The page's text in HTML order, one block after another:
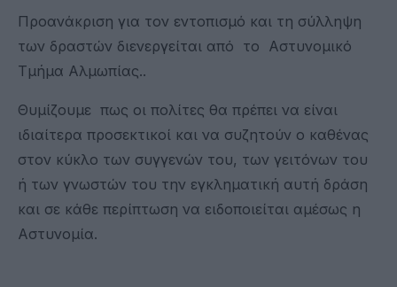
Προανάκριση για τον εντοπισμό και τη σύλληψη
των δραστών διενεργείται από το Αστυνομικό
Τμήμα Αλμωπίας..
Θυμίζουμε πως οι πολίτες θα πρέπει να είναι
ιδιαίτερα προσεκτικοί και να συζητούν ο καθένας
στον κύκλο των συγγενών του, των γειτόνων του
ή των γνωστών του την εγκληματική αυτή δράση
και σε κάθε περίπτωση να ειδοποιείται αμέσως η
Αστυνομία.